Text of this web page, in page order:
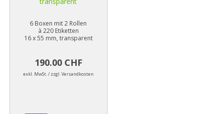
6 Boxen mit 2 Rollen
à 220 Etiketten
16 x 55 mm, transparent
190.00 CHF
exkl. MwSt. / zzgl. Versandkosten